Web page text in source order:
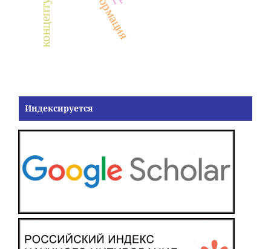
Индексируется